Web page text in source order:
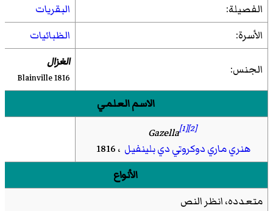
الفصيلة:
البقريات
الأسرة:
الظبائيات
الجنس: الغزال
Blainville 1816
الاسم العلمي
Gazella[1][2]
هنري ماري دوكروتي دي بلينفيل ، 1816
الأنواع
متعدده، انظر النص